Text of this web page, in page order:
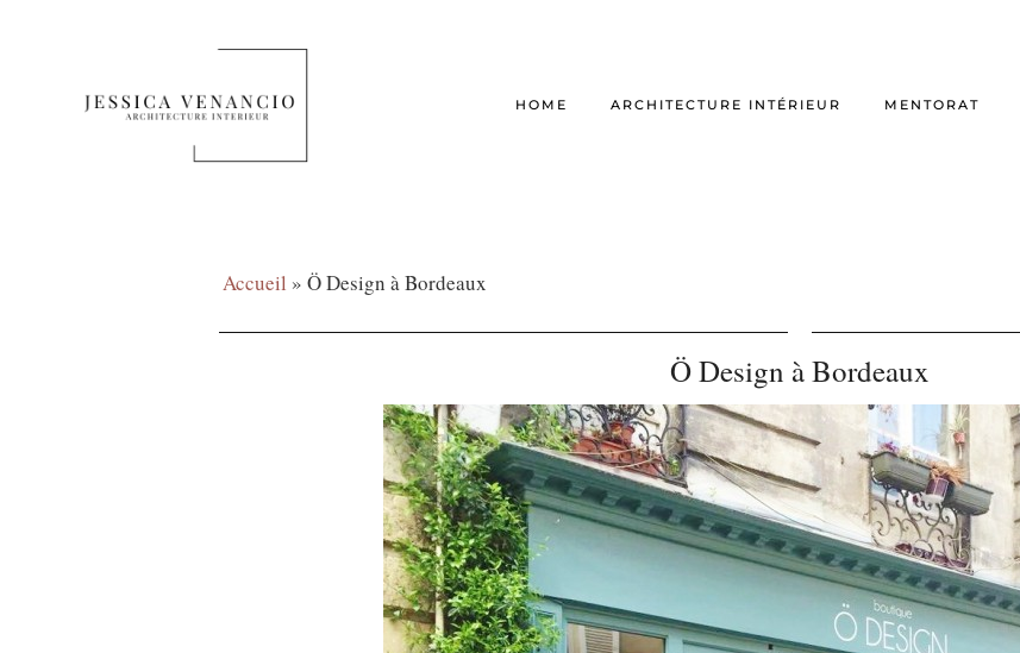
HOME ARCHITECTURE INTÉRIEUR MENTORAT
Accueil » Ö Design à Bordeaux
Ö Design à Bordeaux